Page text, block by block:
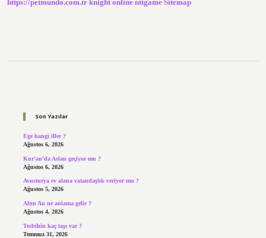
https://petmundo.com.tr knight online nttgame Sitemap
Son Yazılar
Ege hangi iller ?
Ağustos 6, 2026
Kur’an’da Aslan geçiyor mu ?
Ağustos 6, 2026
Avusturya ev alana vatandaşlık veriyor mu ?
Ağustos 5, 2026
Altın Au ne anlama gelir ?
Ağustos 4, 2026
Tesbihin kaç taşı var ?
Temmuz 31, 2026